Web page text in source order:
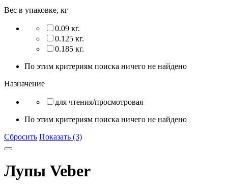
Вес в упаковке, кг
0.09 кг.
0.125 кг.
0.185 кг.
По этим критериям поиска ничего не найдено
Назначение
для чтения/просмотровая
По этим критериям поиска ничего не найдено
Сбросить Показать (3)
Лупы Veber